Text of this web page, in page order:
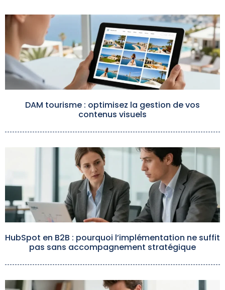
DAM tourisme : optimisez la gestion de vos
contenus visuels
HubSpot en B2B : pourquoi l’implémentation ne suffit
pas sans accompagnement stratégique